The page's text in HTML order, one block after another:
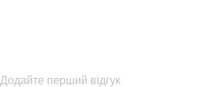
Додайте перший відгук